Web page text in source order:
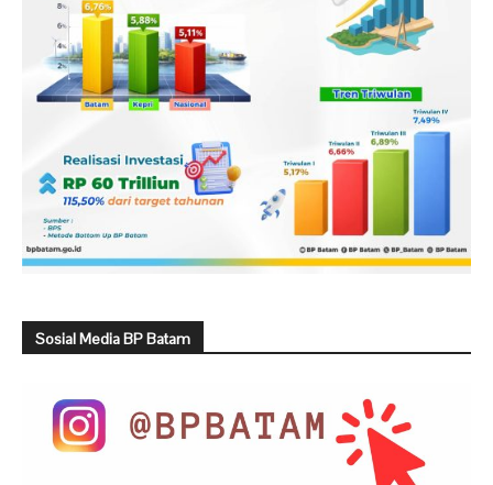
Sosial Media BP Batam